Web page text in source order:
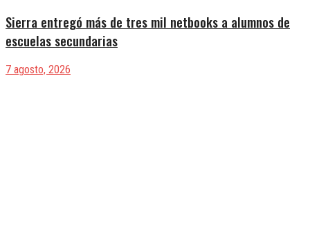
Sierra entregó más de tres mil netbooks a alumnos de
escuelas secundarias
7 agosto, 2026